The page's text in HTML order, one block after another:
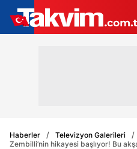
Haberler
Televizyon Galerileri
Zembilli’nin hikayesi başlıyor! Bu